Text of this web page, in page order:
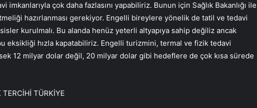
imkanlarıyla çok daha fazlasını yapabiliriz. Bunun için Sağlık Bakanlığı ile
hazırlanması gerekiyor. Engelli bireylere yönelik de tatil ve tedavi
kurulmalı. Bu alanda henüz yeterli altyapıya sahip değiliz ancak
eksikliği hızla kapatabiliriz. Engelli turizmini, termal ve fizik tedavi
12 milyar dolar değil, 20 milyar dolar gibi hedeflere de çok kısa sürede
TERCİHİ TÜRKİYE